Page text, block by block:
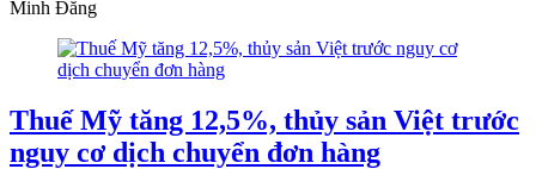
Minh Đăng
Thuế Mỹ tăng 12,5%, thủy sản Việt trước
nguy cơ dịch chuyển đơn hàng